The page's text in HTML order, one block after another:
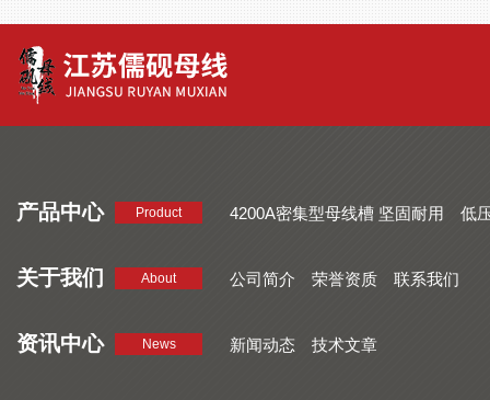
产品中心 Product 4200A密集型母线槽 坚固耐用
低
关于我们 About 公司简介 荣誉资质 联系我们
资讯中心 News 新闻动态 技术文章